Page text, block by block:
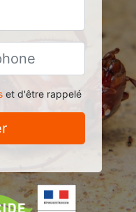
et d'être rappelé